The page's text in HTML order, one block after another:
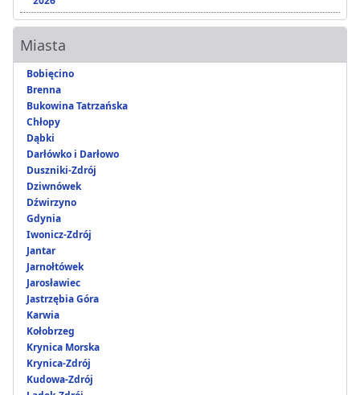
Miasta
Bobięcino
Brenna
Bukowina Tatrzańska
Chłopy
Dąbki
Darłówko i Darłowo
Duszniki-Zdrój
Dziwnówek
Dźwirzyno
Gdynia
Iwonicz-Zdrój
Jantar
Jarnołtówek
Jarosławiec
Jastrzębia Góra
Karwia
Kołobrzeg
Krynica Morska
Krynica-Zdrój
Kudowa-Zdrój